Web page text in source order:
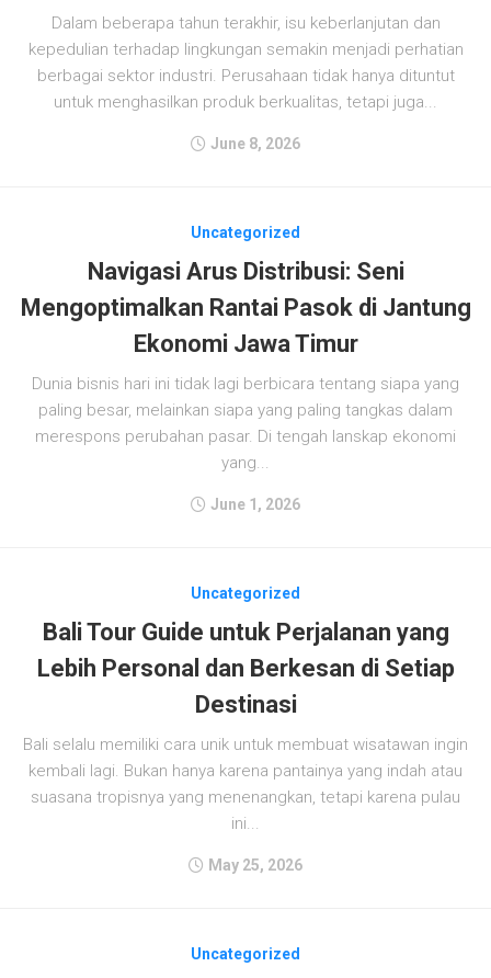
Dalam beberapa tahun terakhir, isu keberlanjutan dan
kepedulian terhadap lingkungan semakin menjadi perhatian
berbagai sektor industri. Perusahaan tidak hanya dituntut
untuk menghasilkan produk berkualitas, tetapi juga...
June 8, 2026
Uncategorized
Navigasi Arus Distribusi: Seni
Mengoptimalkan Rantai Pasok di Jantung
Ekonomi Jawa Timur
Dunia bisnis hari ini tidak lagi berbicara tentang siapa yang
paling besar, melainkan siapa yang paling tangkas dalam
merespons perubahan pasar. Di tengah lanskap ekonomi
yang...
June 1, 2026
Uncategorized
Bali Tour Guide untuk Perjalanan yang
Lebih Personal dan Berkesan di Setiap
Destinasi
Bali selalu memiliki cara unik untuk membuat wisatawan ingin
kembali lagi. Bukan hanya karena pantainya yang indah atau
suasana tropisnya yang menenangkan, tetapi karena pulau
ini...
May 25, 2026
Uncategorized